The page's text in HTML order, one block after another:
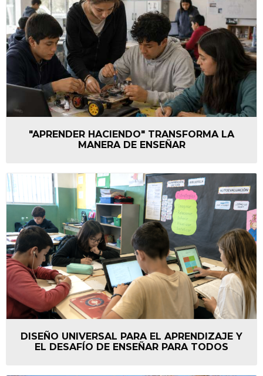
"APRENDER HACIENDO" TRANSFORMA LA
MANERA DE ENSEÑAR
DISEÑO UNIVERSAL PARA EL APRENDIZAJE Y
EL DESAFÍO DE ENSEÑAR PARA TODOS